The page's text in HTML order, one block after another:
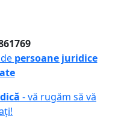
persoane juridice
- vă rugăm să vă